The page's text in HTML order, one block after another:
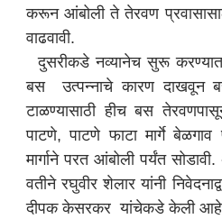
करून आंबोली ते तेरवण
वाढवावी.
दुसरीकडे नव्यानेच सुरू करण्यात
बस उत्पन्नाचे कारण दाखवून
टाळण्यासाठी हीच बस
पाटणे, पाटणे फाटा मार्गे
मार्गाने परत आंबोली पर्यंत
वतीने रघुवीर शेलार यांनी
दीपक केसरकर यांचेकडे केली